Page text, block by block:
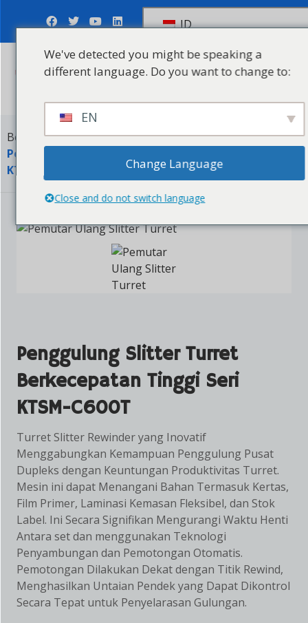
ID
Kirim Pertanyaan
Beranda Mesin
Mesin Penggorok
Penggulung Slitter Turret Berkecepatan Tinggi Seri
KTSM-C600T
Penggulung Slitter Turret
Berkecepatan Tinggi Seri
KTSM-C600T
Turret Slitter Rewinder yang Inovatif
Menggabungkan Kemampuan Penggulung Pusat
Dupleks dengan Keuntungan Produktivitas Turret.
Mesin ini dapat Menangani Bahan Termasuk Kertas,
Film Primer, Laminasi Kemasan Fleksibel, dan Stok
Label. Ini Secara Signifikan Mengurangi Waktu Henti
Antara set dan menggunakan Teknologi
Penyambungan dan Pemotongan Otomatis.
Pemotongan Dilakukan Dekat dengan Titik Rewind,
Menghasilkan Untaian Pendek yang Dapat Dikontrol
Secara Tepat untuk Penyelarasan Gulungan.
We've detected you might be speaking a
different language. Do you want to change to:
EN
Change Language
Close and do not switch language